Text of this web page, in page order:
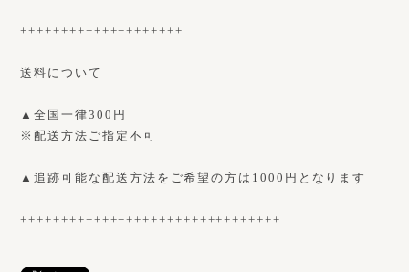
++++++++++++++++++++
送料について
▲全国一律300円
※配送方法ご指定不可
▲追跡可能な配送方法をご希望の方は1000円となります
++++++++++++++++++++++++++++++++